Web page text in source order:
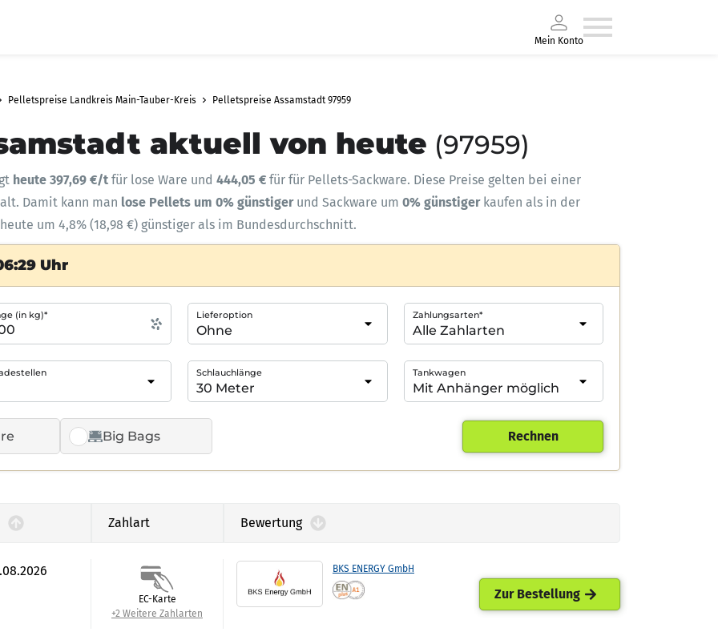
Mein Konto
Pelletspreise Landkreis Main-Tauber-Kreis Pelletspreise Assamstadt 97959
aktuell von heute (97959)
heute 397,69 €/t für lose Ware und 444,05 € für für Pellets-Sackware. Diese Preise gelten bei einer
Damit kann man lose Pellets um 0% günstiger und Sackware um 0% günstigerkaufen als in der
um 4,8% (18,98 €) günstiger als im Bundesdurchschnitt.
Uhr
Big Bags
(in kg)* Lieferoption Zahlungsarten*
Schlauchlänge Tankwagen
Rechnen
Zahlart Bewertung
BKS ENERGY GmbH
EC-Karte
+2 Weitere Zahlarten
Zur Bestellung